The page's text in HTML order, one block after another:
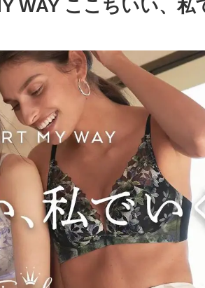
WAY ここちいい、私